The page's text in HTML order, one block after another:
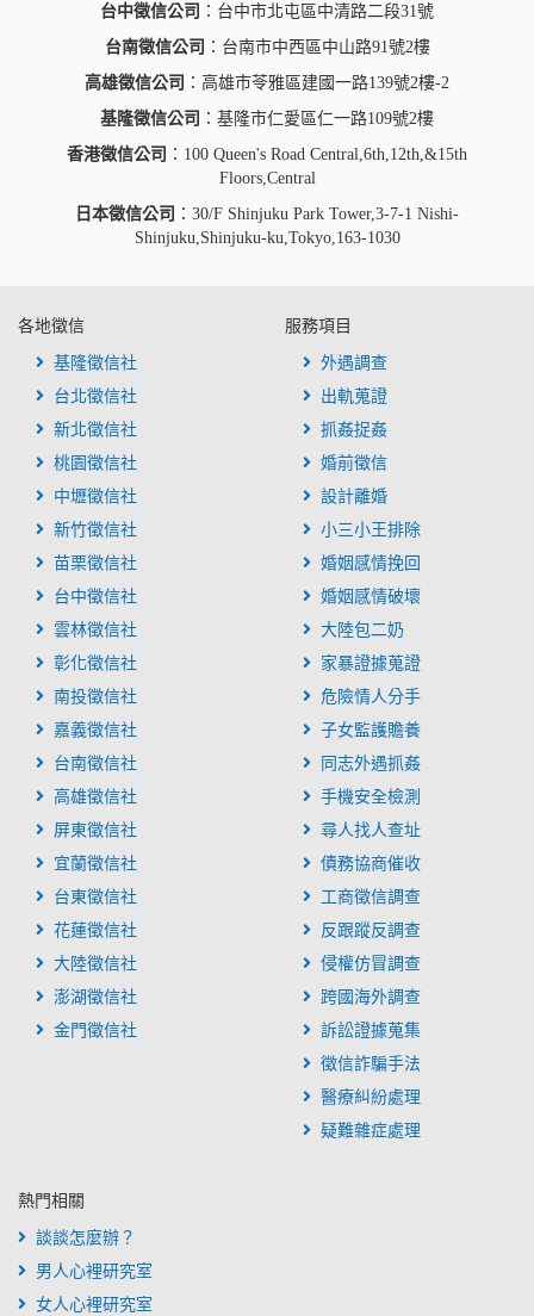
台中徵信公司 ：台中市北屯區中清路二段31號
台南徵信公司 ：台南市中西區中山路91號2樓
高雄徵信公司 ：高雄市苓雅區建國一路139號2樓-2
基隆徵信公司 ：基隆市仁愛區仁一路109號2樓
香港徵信公司 ：100 Queen's Road Central,6th,12th,&15th
Floors,Central
日本徵信公司 ：30/F Shinjuku Park Tower,3-7-1 Nishi-
Shinjuku,Shinjuku-ku,Tokyo,163-1030
各地徵信
基隆徵信社
台北徵信社
新北徵信社
桃園徵信社
中壢徵信社
新竹徵信社
苗栗徵信社
台中徵信社
雲林徵信社
彰化徵信社
南投徵信社
嘉義徵信社
台南徵信社
高雄徵信社
屏東徵信社
宜蘭徵信社
台東徵信社
花蓮徵信社
大陸徵信社
澎湖徵信社
金門徵信社
服務項目
外遇調查
出軌蒐證
抓姦捉姦
婚前徵信
設計離婚
小三小王排除
婚姻感情挽回
婚姻感情破壞
大陸包二奶
家暴證據蒐證
危險情人分手
子女監護贍養
同志外遇抓姦
手機安全檢測
尋人找人查址
債務協商催收
工商徵信調查
反跟蹤反調查
侵權仿冒調查
跨國海外調查
訴訟證據蒐集
徵信詐騙手法
醫療糾紛處理
疑難雜症處理
熱門相關
談談怎麼辦？
男人心裡研究室
女人心裡研究室